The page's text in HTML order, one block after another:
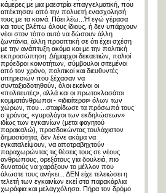
κάμερες με μια μαεστρία επαγγελματική, που
απέκτησαν από την πολυετή ενασχολησή
τους με τα κοινά. Πάει λέω...Ή εγώ γέρασα
και τους βλέπω όλους ίδιους, ή δεν υπάρχουν
νέοι στον τόπο αυτό να δώσουν άλλη
ζωντάνια, άλλη προοπτική σε ότι έχει σχέση
με την ανάπτυξη ακόμα και με την πολιτική
εκπροσώπηση. Δήμαρχοι δεκαετιών, παλιοί
πρόεδροι κοινοτήτων, σύμβουλοι σιτεμένοι
από τον χρόνο, πολιτικοί και διευθυντές
υπηρεσιών που ξέχασαν να
συνταξιοδοτηθούν, όλοι εκείνοι οι
«πολιτευτές», αλλά και οι πρωτοκλασάτοι
κομματάνθρωποι - «ιδιαίτεροι» όλων των
χώρων, που ...σταφίδωσε τα πρόσωπά τους
ο χρόνος, «γυρολόγοι των εκδηλώσεων»
ιδίως των εγκαινίων (μετα φαγητού
παρακαλώ), προσδοκώντας τουλάχιστον
δημοσιότητα, δεν λένε ακόμα να
εγκαταλείψουν, να αποτραβηχτούν
παραχωρώντας τις θέσεις τους σε νέους
ανθρώπους, ορεξάτους για δουλειά, πιο
δυνατούς να χαράξουν το μέλλον που
άλωστε τους ανήκει... ΔΕΝ είχε τελειώσει η
τελετή των εγκαινίων εκεί στα παρακάρλια
χωράφια και μελαγχόλησα. Πήρα τον δρόμο